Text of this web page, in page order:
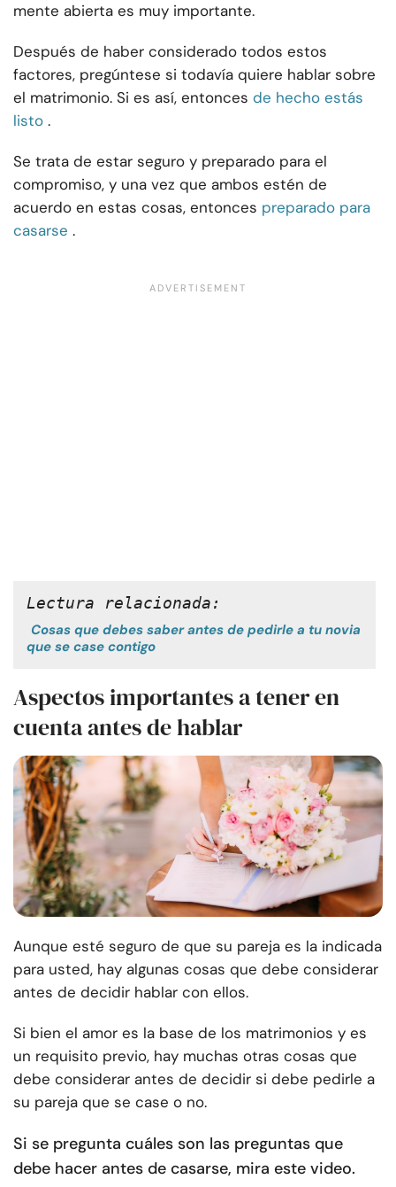
mente abierta es muy importante.
Después de haber considerado todos estos
factores, pregúntese si todavía quiere hablar sobre
el matrimonio. Si es así, entonces de hecho estás
listo .
Se trata de estar seguro y preparado para el
compromiso, y una vez que ambos estén de
acuerdo en estas cosas, entonces preparado para
casarse .
Lectura relacionada:
Cosas que debes saber antes de pedirle a tu novia
que se case contigo
Aspectos importantes a tener en
cuenta antes de hablar
Aunque esté seguro de que su pareja es la indicada
para usted, hay algunas cosas que debe considerar
antes de decidir hablar con ellos.
Si bien el amor es la base de los matrimonios y es
un requisito previo, hay muchas otras cosas que
debe considerar antes de decidir si debe pedirle a
su pareja que se case o no.
Si se pregunta cuáles son las preguntas que
debe hacer antes de casarse, mira este video.